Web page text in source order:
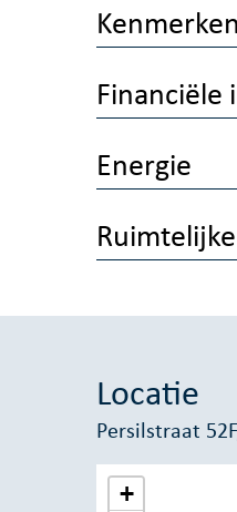
Kenmerken
Financiële
Energie
Locatie
Persilstraat
+